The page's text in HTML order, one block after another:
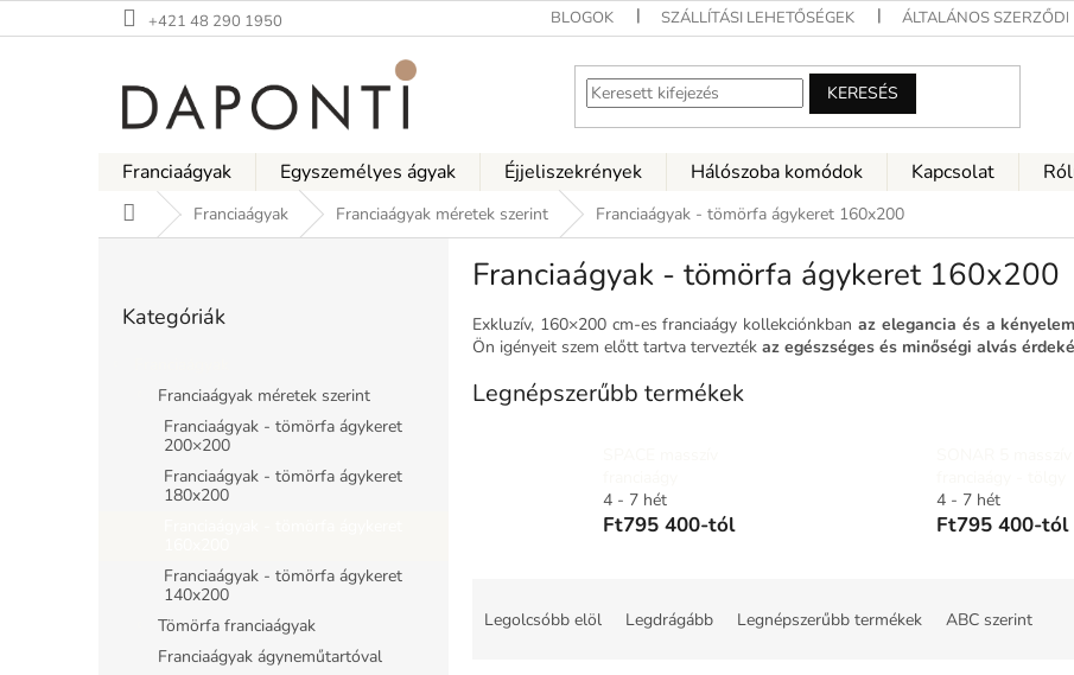
a
+421 48 290 1950 BLOGOK SZÁLLÍTÁSI LEHETŐSÉGEK ÁLTALÁNOS
KERESÉS
Franciaágyak Egyszemélyes ágyak Éjjeliszekrények Hálószoba komódok Kapcsolat
KezdőlapFranciaágyak Franciaágyak méretek szerint Franciaágyak - tömörfa ágykeret 160x200
átugrása
Kategóriák
Franciaágyak méretek szerint
Franciaágyak - tömörfa ágykeret
200×200
Franciaágyak - tömörfa ágykeret
180x200
Franciaágyak - tömörfa ágykeret
140x200
Tömörfa franciaágyak
Franciaágyak ágyneműtartóval
Franciaágyak - tömörfa ágykeret 160x200
Exkluzív, 160×200 cm-es franciaágy kollekciónkbanaz elegancia és a kényelem
Ön igényeit szem előtt tartva tervezték az egészséges és minőségi alvás
Legnépszerűbb termékek
4 - 7 hét
Ft795 400-tól
4 - 7 hét
Ft795 400-tól
Legolcsóbb elöl Legdrágább Legnépszerűbb termékek ABC szerint